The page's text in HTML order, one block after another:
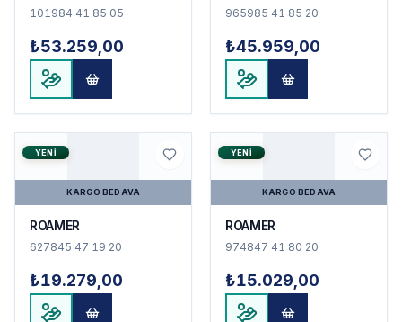
101984 41 85 05
₺53.259,00
965985 41 85 20
₺45.959,00
YENI
KARGO BEDAVA
ROAMER
627845 47 19 20
₺19.279,00
YENI
KARGO BEDAVA
ROAMER
974847 41 80 20
₺15.029,00